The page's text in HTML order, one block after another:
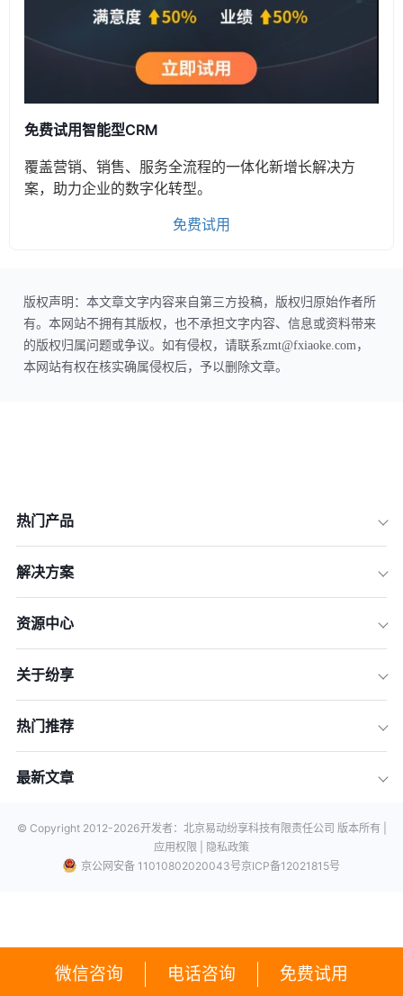
微信咨询 电话咨询 免费试用
免费试用智能型CRM
覆盖营销、销售、服务全流程的一体化新增长解决方
案，助力企业的数字化转型。
免费试用
版权声明：本文章文字内容来自第三方投稿，版权归原始作者所
有。本网站不拥有其版权，也不承担文字内容、信息或资料带来
的版权归属问题或争议。如有侵权，请联系zmt@fxiaoke.com，
本网站有权在核实确属侵权后，予以删除文章。
热门产品
解决方案
资源中心
关于纷享
热门推荐
最新文章
© Copyright 2012-2026开发者：北京易动纷享科技有限责任公司 版本所有 |
应用权限 |
隐私政策
京公网安备 11010802020043号京ICP备12021815号